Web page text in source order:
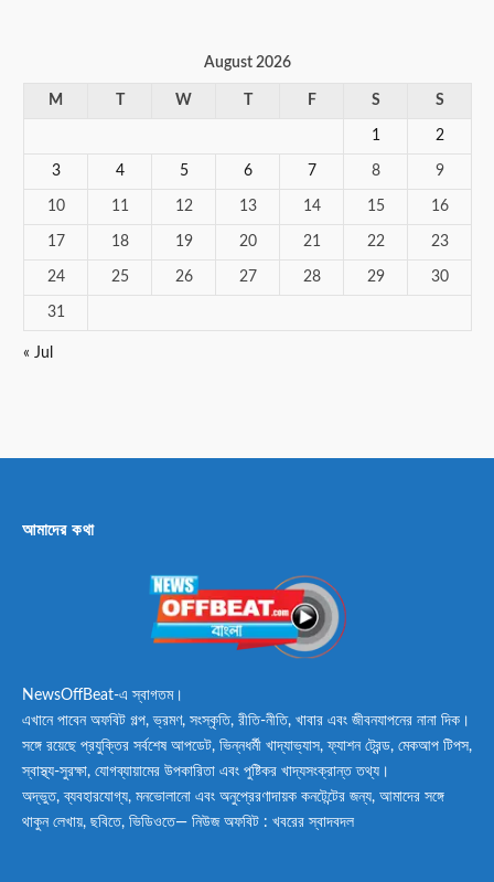
August 2026
M W F S S
1 2
3 4 5 6 7 8 9
10 11 12 13 14 15 16
17 18 19 20 21 22 23
24 25 26 27 28 29 30
31
« Jul
আমাদের কথা
NewsOffBeat-এ স্বাগতম।
এখানে পাবেন অফবিট গল্প, ভ্রমণ, সংস্কৃতি, রীতি-নীতি, খাবার এবং জীবনযাপনের নানা দিক।
সঙ্গে রয়েছে প্রযুক্তির সর্বশেষ আপডেট, ভিন্নধর্মী খাদ্যাভ্যাস, ফ্যাশন ট্রেন্ড, মেকআপ টিপস,
স্বাস্থ্য-সুরক্ষা, যোগব্যায়ামের উপকারিতা এবং পুষ্টিকর খাদ্যসংক্রান্ত তথ্য।
অদ্ভুত, ব্যবহারযোগ্য, মনভোলানো এবং অনুপ্রেরণাদায়ক কনটেন্টের জন্য, আমাদের সঙ্গে
থাকুন লেখায়, ছবিতে, ভিডিওতে— নিউজ অফবিট : খবরের স্বাদবদল